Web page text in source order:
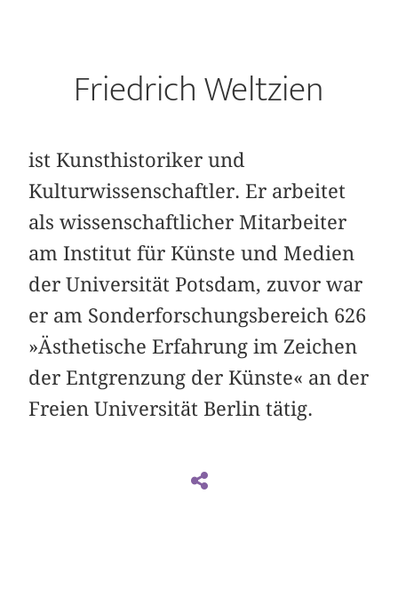
Friedrich Weltzien
ist Kunsthistoriker und
Kulturwissenschaftler. Er arbeitet
als wissenschaftlicher Mitarbeiter
am Institut für Künste und Medien
der Universität Potsdam, zuvor war
er am Sonderforschungsbereich 626
»Ästhetische Erfahrung im Zeichen
der Entgrenzung der Künste« an der
Freien Universität Berlin tätig.